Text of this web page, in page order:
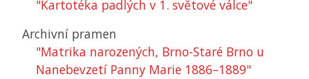
"Kartotéka padlých v 1. světové válce"
Archivní pramen
"Matrika narozených, Brno-Staré Brno u
Nanebevzetí Panny Marie 1886–1889"